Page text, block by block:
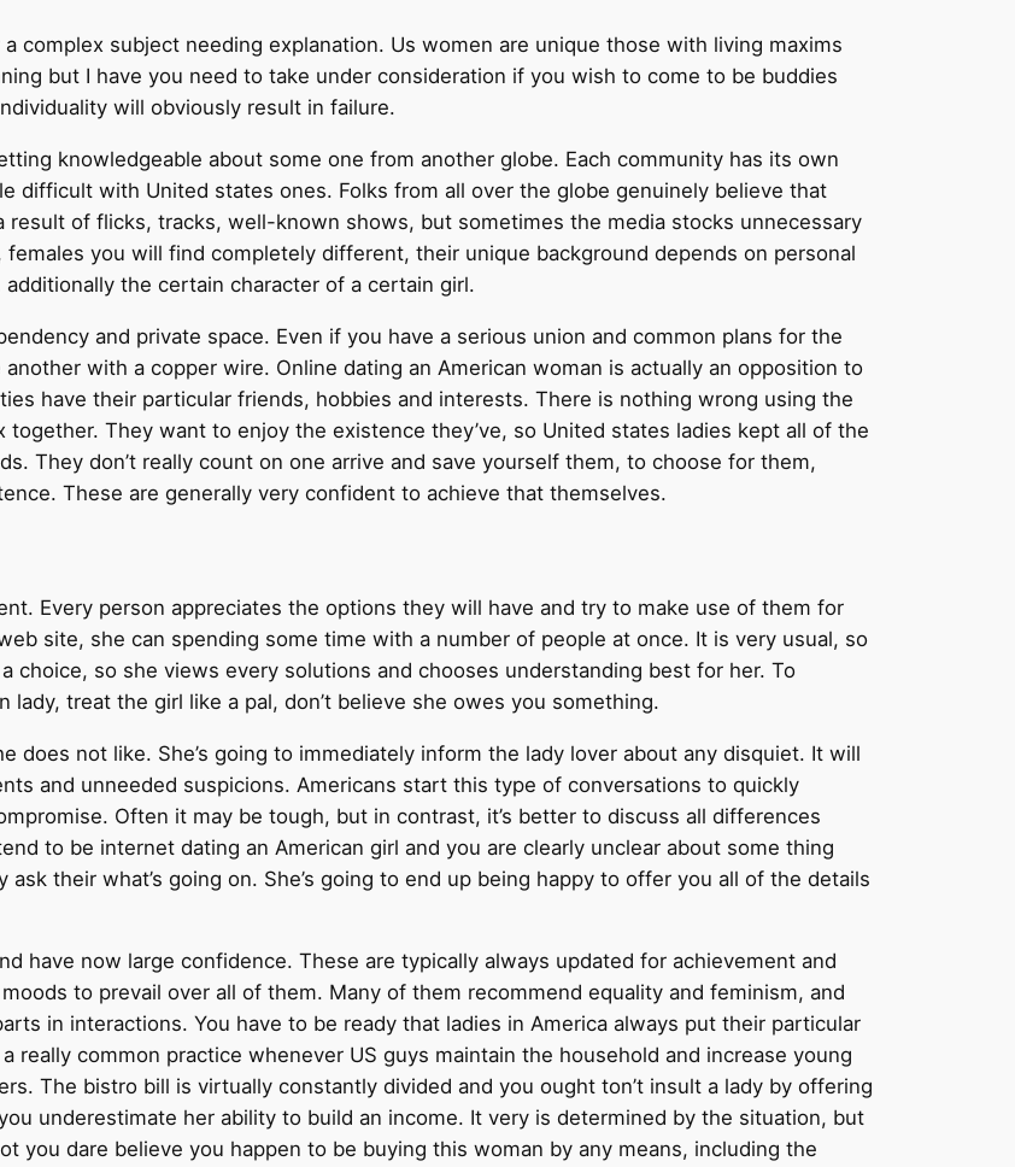
complex subject needing explanation. Us women are unique those with living maxims
but I have you need to take under consideration if you wish to come to be buddies
will obviously result in failure.
knowledgeable about some one from another globe. Each community has its own
difficult with United states ones. Folks from all over the globe genuinely believe that
result of flicks, tracks, well-known shows, but sometimes the media stocks unnecessary
you will find completely different, their unique background depends on personal
the certain character of a certain girl.
and private space. Even if you have a serious union and common plans for the
with a copper wire. Online dating an American woman is actually an opposition to
have their particular friends, hobbies and interests. There is nothing wrong using the
They want to enjoy the existence they’ve, so United states ladies kept all of the
They don’t really count on one arrive and save yourself them, to choose for them,
These are generally very confident to achieve that themselves.
Every person appreciates the options they will have and try to make use of them for
site, she can spending some time with a number of people at once. It is very usual, so
choice, so she views every solutions and chooses understanding best for her. To
treat the girl like a pal, don’t believe she owes you something.
does not like. She’s going to immediately inform the lady lover about any disquiet. It will
and unneeded suspicions. Americans start this type of conversations to quickly
Often it may be tough, but in contrast, it’s better to discuss all differences
to be internet dating an American girl and you are clearly unclear about some thing
their what’s going on. She’s going to end up being happy to offer you all of the details
have now large confidence. These are typically always updated for achievement and
to prevail over all of them. Many of them recommend equality and feminism, and
in interactions. You have to be ready that ladies in America always put their particular
really common practice whenever US guys maintain the household and increase young
The bistro bill is virtually constantly divided and you ought ton’t insult a lady by offering
underestimate her ability to build an income. It very is determined by the situation, but
you dare believe you happen to be buying this woman by any means, including the